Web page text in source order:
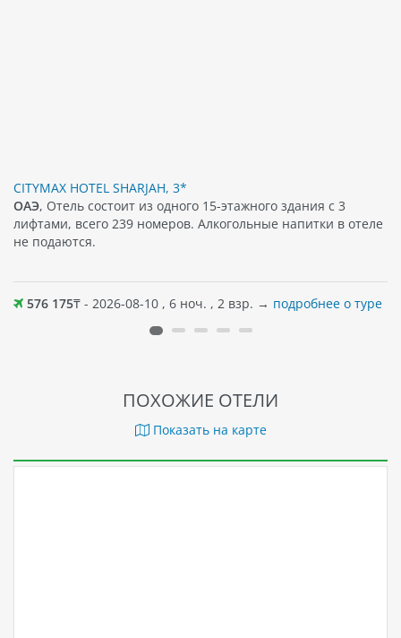
CITYMAX HOTEL SHARJAH, 3*
ОАЭ, Отель состоит из одного 15-этажного здания с 3
лифтами, всего 239 номеров. Алкогольные напитки в отеле
не подаются.
576 175₸ - 2026-08-10 , 6 ноч. , 2 взр. → подробнее о туре
ПОХОЖИЕ ОТЕЛИ
Показать на карте